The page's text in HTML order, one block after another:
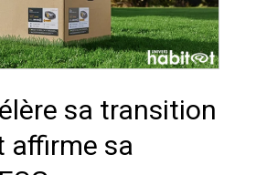
sa transition
affirme sa